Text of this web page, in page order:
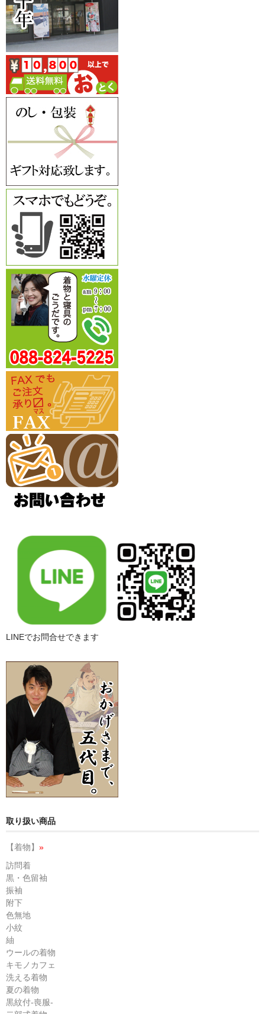
LINEでお問合せできます
取り扱い商品
【着物】 »
訪問着
黒・色留袖
振袖
附下
色無地
小紋
紬
ウールの着物
キモノカフェ
洗える着物
夏の着物
黒紋付-喪服-